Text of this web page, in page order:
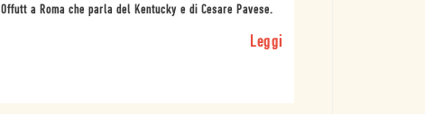
Offutt a Roma che parla del Kentucky e di Cesare Pavese.
Leggi